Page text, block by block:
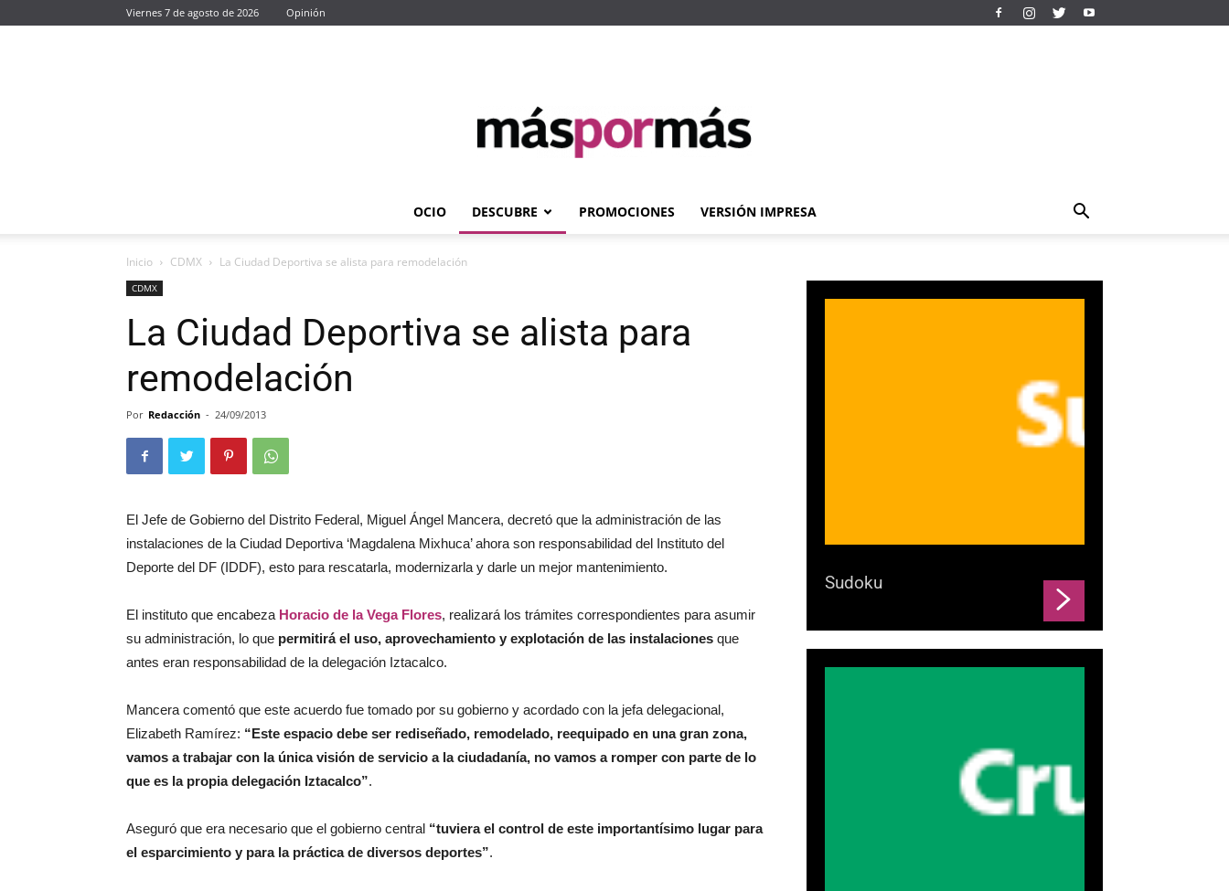
Viernes 7 de agosto de 2026 Opinión
Máspormás
OCIO DESCUBRE PROMOCIONES VERSIÓN IMPRESA
Inicio CDMX La Ciudad Deportiva se alista para remodelación
CDMX
La Ciudad Deportiva se alista para
remodelación
Por Redacción - 24/09/2013
El Jefe de Gobierno del Distrito Federal, Miguel Ángel Mancera, decretó que la administración de las
instalaciones de la Ciudad Deportiva ‘Magdalena Mixhuca’ ahora son responsabilidad del Instituto del
Deporte del DF (IDDF), esto para rescatarla, modernizarla y darle un mejor mantenimiento.
El instituto que encabeza Horacio de la Vega Flores, realizará los trámites correspondientes para asumir
su administración, lo que permitirá el uso, aprovechamiento y explotación de las instalaciones que
antes eran responsabilidad de la delegación Iztacalco.
Mancera comentó que este acuerdo fue tomado por su gobierno y acordado con la jefa delegacional,
Elizabeth Ramírez: “Este espacio debe ser rediseñado, remodelado, reequipado en una gran zona,
vamos a trabajar con la única visión de servicio a la ciudadanía, no vamos a romper con parte de lo
que es la propia delegación Iztacalco”.
Aseguró que era necesario que el gobierno central “tuviera el control de este importantísimo lugar para
el esparcimiento y para la práctica de diversos deportes”.
Sudoku